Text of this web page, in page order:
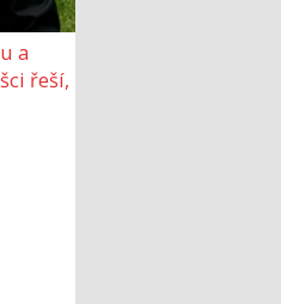
a
řeší,